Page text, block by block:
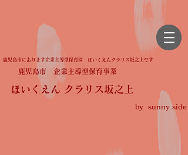
鹿児島市にあります企業主導型保育園 ほいくえんクラリス坂之上です
鹿児島市 企業主導型保育事業
ほいくえん クラリス坂之上
by sunny side